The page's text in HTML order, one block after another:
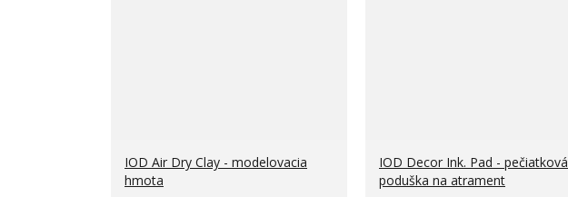
IOD Air Dry Clay - modelovacia
hmota
IOD Decor Ink. Pad - pečiatková
poduška na atrament